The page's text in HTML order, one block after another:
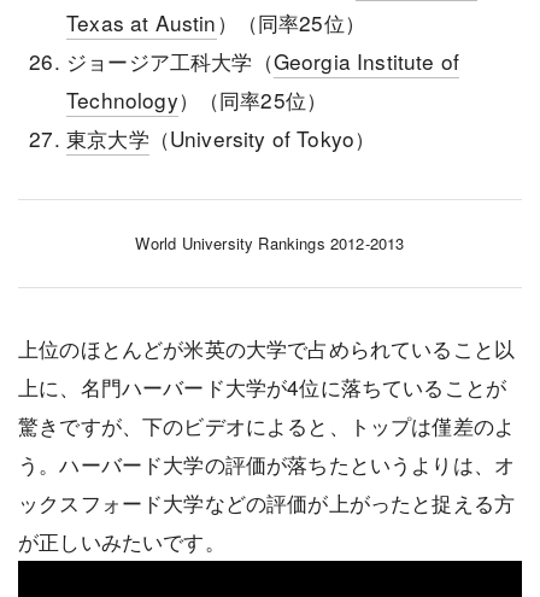
Texas at Austin）（同率25位）
ジョージア工科大学（Georgia Institute of
Technology）（同率25位）
東京大学 （University of Tokyo）
World University Rankings 2012-2013
上位のほとんどが米英の大学で占められていること以
上に、名門ハーバード大学が4位に落ちていることが
驚きですが、下のビデオによると、トップは僅差のよ
う。ハーバード大学の評価が落ちたというよりは、オ
ックスフォード大学などの評価が上がったと捉える方
が正しいみたいです。